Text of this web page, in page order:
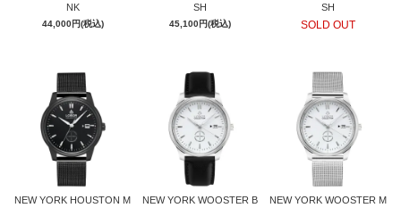
NK
44,000円(税込)
SH
45,100円(税込)
SH
SOLD OUT
NEW YORK HOUSTON M
NEW YORK WOOSTER B
NEW YORK WOOSTER M